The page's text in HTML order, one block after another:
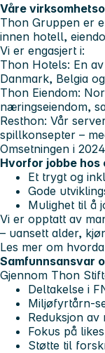
Våre
Thon Gruppen er
innen hotell,
Vi er engasjert i:
Thon Hotels: En
Danmark, Belgia
Thon Eiendom:
næringseiendom,
Resthon: Vår
spillkonsepter –
Omsetningen i
Hvorfor jobbe hos
Et trygt og
Gode
Mulighet til å
Vi er opptatt av
– uansett alder,
Les mer om
Samfunnsansvar
Gjennom Thon
Deltakelse i
Miljøfyrtårn-
Reduksjon av
Fokus på
Støtte til